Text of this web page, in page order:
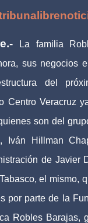
La familia
sus negocios
del
Centro Veracruz
son del
Iván Hillman
de Javier
el mismo,
por parte de la
Robles Barajas,